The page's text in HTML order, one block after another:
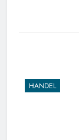
HANDEL